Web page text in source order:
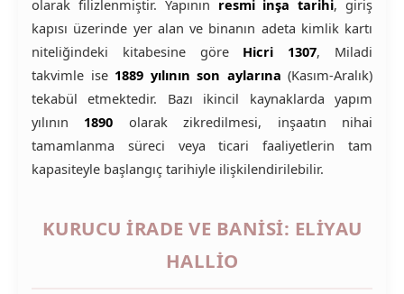
olarak filizlenmiştir. Yapının resmi inşa tarihi, giriş
kapısı üzerinde yer alan ve binanın adeta kimlik kartı
niteliğindeki kitabesine göre Hicri 1307, Miladi
takvimle ise 1889 yılının son aylarına (Kasım-Aralık)
tekabül etmektedir. Bazı ikincil kaynaklarda yapım
yılının 1890 olarak zikredilmesi, inşaatın nihai
tamamlanma süreci veya ticari faaliyetlerin tam
kapasiteyle başlangıç tarihiyle ilişkilendirilebilir.
KURUCU İRADE VE BANISI: ELIYAU
HALLIO